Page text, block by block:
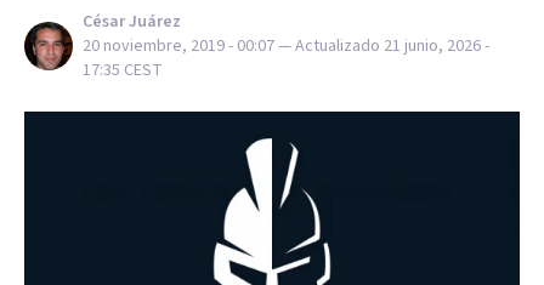
César Juárez
20 noviembre, 2019 - 00:07— Actualizado 21 junio, 2026 -
17:35 CEST